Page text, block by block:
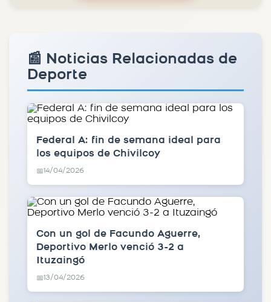
📰 Noticias Relacionadas de
Deporte
Federal A: fin de semana ideal para
los equipos de Chivilcoy
📅14/04/2026
Con un gol de Facundo Aguerre,
Deportivo Merlo venció 3-2 a
Ituzaingó
📅13/04/2026